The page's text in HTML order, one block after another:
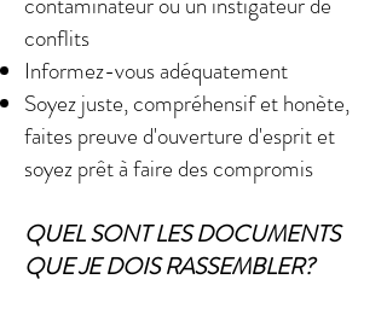
conflits
Informez-vous adéquatement
Soyez juste, compréhensif et honète,
faites preuve d'ouverture d'esprit et
soyez prêt à faire des compromis
QUEL SONT LES DOCUMENTS
QUE JE DOIS RASSEMBLER?